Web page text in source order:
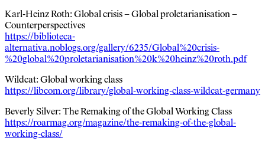
Karl-Heinz Roth: Global crisis – Global proletarianisation –
Counterperspectives
https://biblioteca-
alternativa.noblogs.org/gallery/6235/Global%20crisis-
%20global%20proletarianisation%20k%20heinz%20roth.pdf
Wildcat: Global working class
https://libcom.org/library/global-working-class-wildcat-germany
Beverly Silver: The Remaking of the Global Working Class
https://roarmag.org/magazine/the-remaking-of-the-global-
working-class/